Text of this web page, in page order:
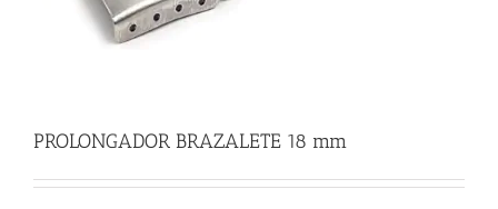
PROLONGADOR BRAZALETE 18 mm